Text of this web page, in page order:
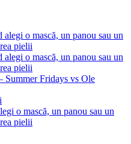
alegi o mască, un panou sau un
pielii
alegi o mască, un panou sau un
pielii
Summer Fridays vs Ole
o mască, un panou sau un
pielii